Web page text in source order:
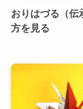
おりはづる（伝
方を見る